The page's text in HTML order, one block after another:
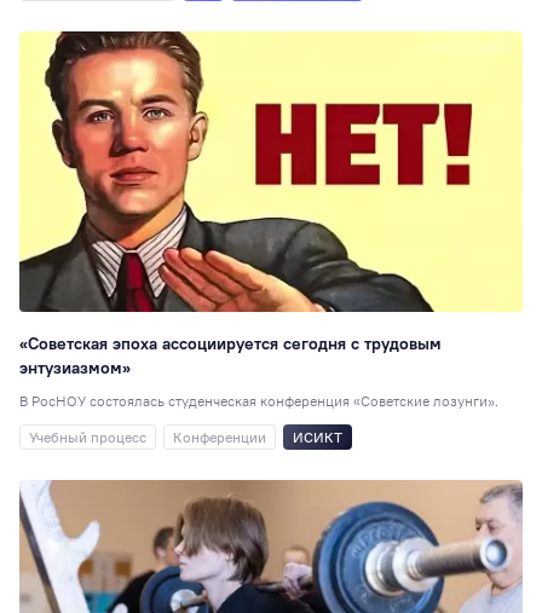
«Советская эпоха ассоциируется сегодня с трудовым
энтузиазмом»
В РосНОУ состоялась студенческая конференция «Советские лозунги».
Учебный процесс
Конференции ИСИКТ